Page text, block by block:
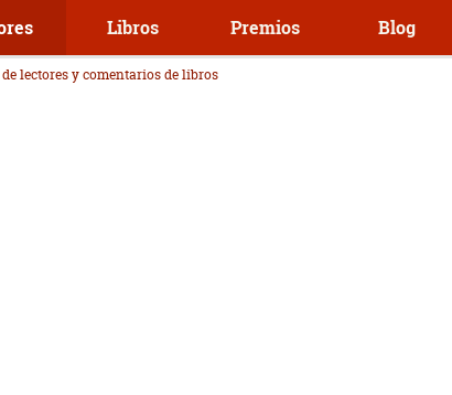
Libros Premios Blog
lectores y comentarios de libros